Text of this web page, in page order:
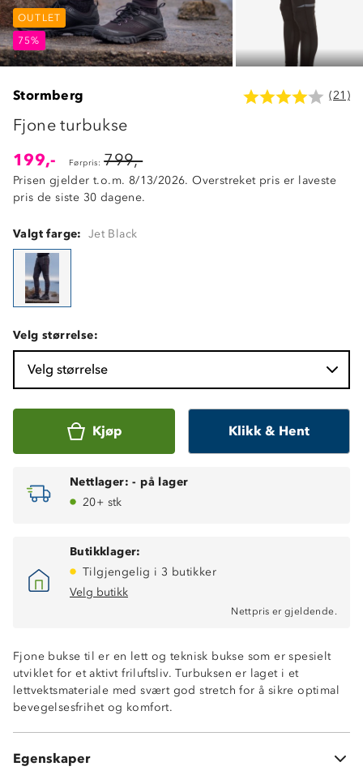
OUTLET
75%
OUTLET
OUTLET
75%
Stormberg (21)
Fjone turbukse
199,-
Førpris: 799,-
Prisen gjelder t.o.m. 8/13/2026. Overstreket pris er laveste
pris de siste 30 dagene.
Valgt farge: Jet Black
Velg størrelse:
Velg størrelse
Kjøp Klikk & Hent
Nettlager: - på lager
20+ stk
Butikklager:
Tilgjengelig i 3 butikker
Velg butikk
Nettpris er gjeldende.
Fjone bukse til er en lett og teknisk bukse som er spesielt
utviklet for et aktivt friluftsliv. Turbuksen er laget i et
lettvektsmateriale med svært god stretch for å sikre optimal
bevegelsesfrihet og komfort.
Egenskaper
Hurtigtørkende
Snøring på innsiden av linning
Elastikk i livet
To glidelåslommer
Ventilerende felt
80% nylon og 20% spandex